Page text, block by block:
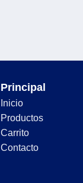
Principal
Inicio
Productos
Carrito
Contacto